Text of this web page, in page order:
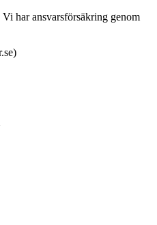
har ansvarsförsäkring genom